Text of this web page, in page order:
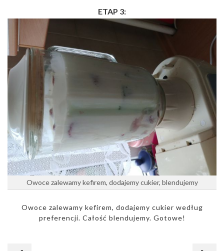
ETAP 3:
Owoce zalewamy kefirem, dodajemy cukier, blendujemy
Owoce zalewamy kefirem, dodajemy cukier według
preferencji. Całość blendujemy. Gotowe!